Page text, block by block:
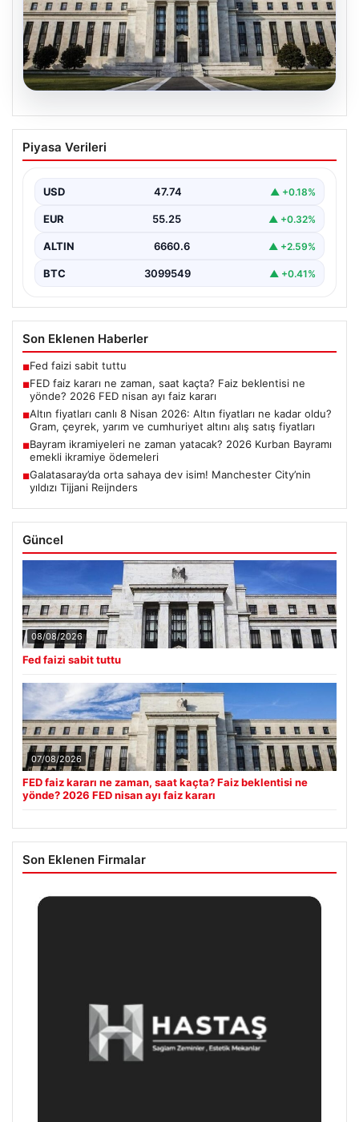
07.08.2026
FED faiz kararı ne zaman, saat kaçta?
Faiz beklentisi ne yönde? 2026 FED
Piyasa Verileri
USD 47.74 ▲ +0.18%
EUR 55.25 ▲ +0.32%
ALTIN 6660.6 ▲ +2.59%
BTC 3099549 ▲ +0.41%
Son Eklenen Haberler
■Fed faizi sabit tuttu
■FED faiz kararı ne zaman, saat kaçta? Faiz beklentisi ne
yönde? 2026 FED nisan ayı faiz kararı
■Altın fiyatları canlı 8 Nisan 2026: Altın fiyatları ne kadar oldu?
Gram, çeyrek, yarım ve cumhuriyet altını alış satış fiyatları
■Bayram ikramiyeleri ne zaman yatacak? 2026 Kurban Bayramı
emekli ikramiye ödemeleri
■Galatasaray’da orta sahaya dev isim! Manchester City’nin
yıldızı Tijjani Reijnders
Güncel
08/08/2026
Fed faizi sabit tuttu
07/08/2026
FED faiz kararı ne zaman, saat kaçta? Faiz beklentisi ne
yönde? 2026 FED nisan ayı faiz kararı
Son Eklenen Firmalar